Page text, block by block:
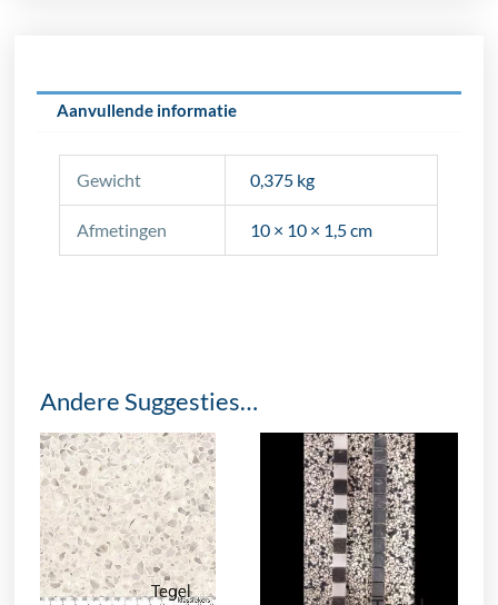
Aanvullende informatie
Gewicht 0,375 kg
Afmetingen 10 × 10 × 1,5 cm
Andere Suggesties…